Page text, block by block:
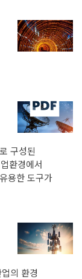
구성된
환경에서
용한 도구가
의 환경